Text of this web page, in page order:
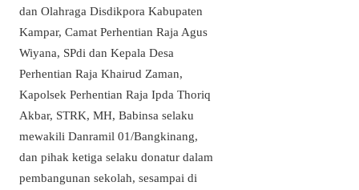
dan Olahraga Disdikpora Kabupaten
Kampar, Camat Perhentian Raja Agus
Wiyana, SPdi dan Kepala Desa
Perhentian Raja Khairud Zaman,
Kapolsek Perhentian Raja Ipda Thoriq
Akbar, STRK, MH, Babinsa selaku
mewakili Danramil 01/Bangkinang,
dan pihak ketiga selaku donatur dalam
pembangunan sekolah, sesampai di